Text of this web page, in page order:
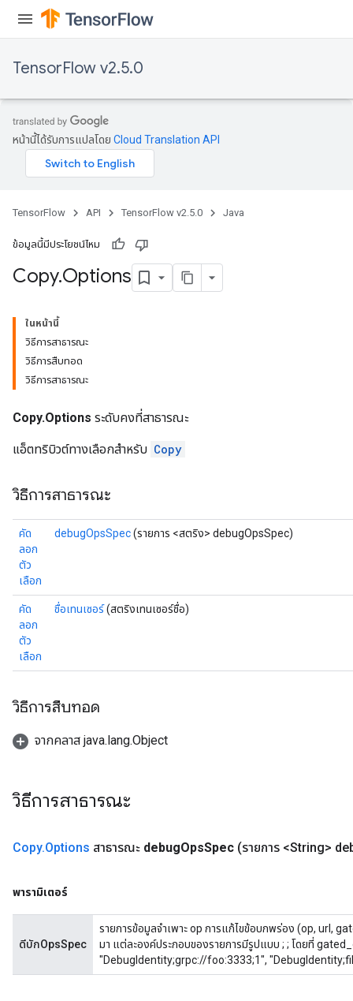
TensorFlow v2.5.0
หน้านี้ได้รับการแปลโดย Cloud Translation API
TensorFlow API TensorFlow v2.5.0 Java
ข้อมูลนี้มีประโยชน์ไหม
Copy.Options
ในหน้านี้
วิธีการสาธารณะ
วิธีการสืบทอด
วิธีการสาธารณะ
Copy.Options ระดับคงที่สาธารณะ
แอ็ตทริบิวต์ทางเลือกสำหรับ Copy
วิธีการสาธารณะ
คัด
ลอก
ตัว
เลือก
debugOpsSpec(รายการ <สตริง> debugOpsSpec)
คัด
ลอก
ตัว
เลือก
ชื่อเทนเซอร์(สตริงเทนเซอร์ชื่อ)
วิธีการสืบทอด
จากคลาส java.lang.Object
วิธีการสาธารณะ
Copy.Options สาธารณะ debugOpsSpec (รายการ <String>
พารามิเตอร์
ดีบักOpsSpec
รายการข้อมูลจำเพาะ op การแก้ไขข้อบกพร่อง (op, url,
มา แต่ละองค์ประกอบของรายการมีรูปแบบ ; ; โดยที่
"DebugIdentity;grpc://foo:3333;1",